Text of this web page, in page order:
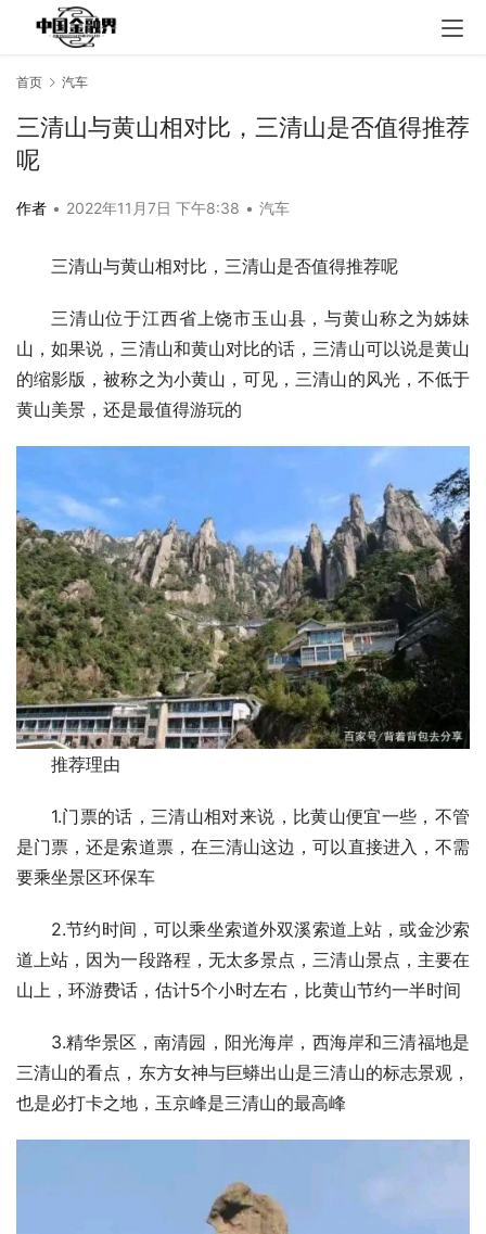
首页 汽车
三清山与黄山相对比，三清山是否值得推荐
呢
作者 • 2022年11月7日 下午8:38 • 汽车
三清山与黄山相对比，三清山是否值得推荐呢
三清山位于江西省上饶市玉山县，与黄山称之为姊妹
山，如果说，三清山和黄山对比的话，三清山可以说是黄山
的缩影版，被称之为小黄山，可见，三清山的风光，不低于
黄山美景，还是最值得游玩的
推荐理由
1.门票的话，三清山相对来说，比黄山便宜一些，不管
是门票，还是索道票，在三清山这边，可以直接进入，不需
要乘坐景区环保车
2.节约时间，可以乘坐索道外双溪索道上站，或金沙索
道上站，因为一段路程，无太多景点，三清山景点，主要在
山上，环游费话，估计5个小时左右，比黄山节约一半时间
3.精华景区，南清园，阳光海岸，西海岸和三清福地是
三清山的看点，东方女神与巨蟒出山是三清山的标志景观，
也是必打卡之地，玉京峰是三清山的最高峰